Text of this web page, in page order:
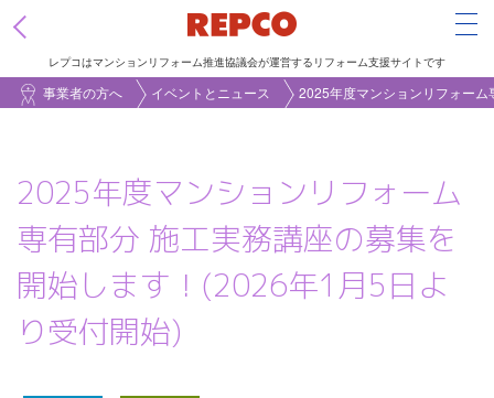
レプコはマンションリフォーム推進協議会が運営するリフォーム支援サイトです
事業者の方へ イベントとニュース 2025年度マンションリフォー
2025年度マンションリフォーム
専有部分 施工実務講座の募集を
開始します！(2026年1月5日よ
り受付開始)